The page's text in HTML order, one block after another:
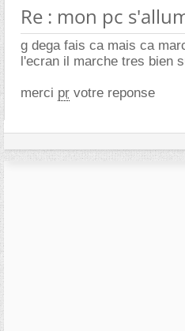
Re : mon pc
g dega fais ca mais ca
l'ecran il marche tres bien
merci pr votre reponse